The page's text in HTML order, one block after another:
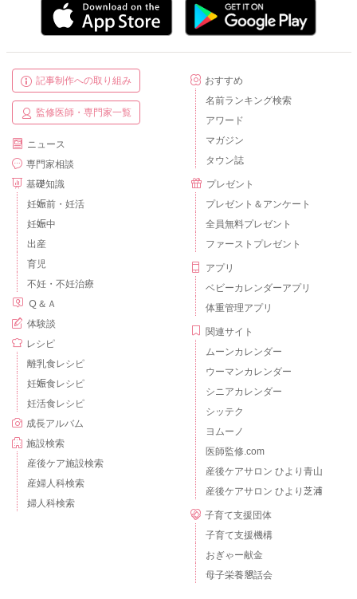
記事制作への取り組み
監修医師・専門家一覧
ニュース
専門家相談
基礎知識
妊娠前・妊活
妊娠中
出産
育児
不妊・不妊治療
Ｑ＆Ａ
体験談
レシピ
離乳食レシピ
妊娠食レシピ
妊活食レシピ
成長アルバム
施設検索
産後ケア施設検索
産婦人科検索
婦人科検索
おすすめ
名前ランキング検索
アワード
マガジン
タウン誌
プレゼント
プレゼント＆アンケート
全員無料プレゼント
ファーストプレゼント
アプリ
ベビーカレンダーアプリ
体重管理アプリ
関連サイト
ムーンカレンダー
ウーマンカレンダー
シニアカレンダー
シッテク
ヨムーノ
医師監修.com
産後ケアサロン ひより青山
産後ケアサロン ひより芝浦
子育て支援団体
子育て支援機構
おぎゃー献金
母子栄養懇話会